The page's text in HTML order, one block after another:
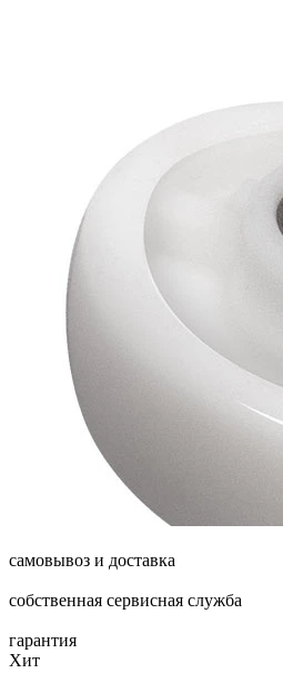
самовывоз и доставка
собственная сервисная служба
гарантия
Хит